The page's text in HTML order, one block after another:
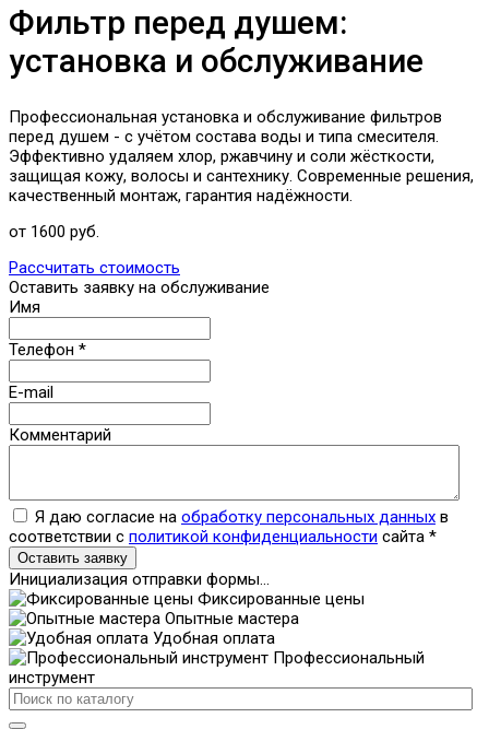
Фильтр перед душем:
установка и обслуживание
Профессиональная установка и обслуживание фильтров
перед душем - с учётом состава воды и типа смесителя.
Эффективно удаляем хлор, ржавчину и соли жёсткости,
защищая кожу, волосы и сантехнику. Современные решения,
качественный монтаж, гарантия надёжности.
от 1600 руб.
Рассчитать стоимость
Оставить заявку на обслуживание
Имя
Телефон *
E-mail
Комментарий
Я даю согласие на обработку персональных данных в
соответствии с политикой конфиденциальности сайта *
Оставить заявку
Инициализация отправки формы...
Фиксированные цены
Опытные мастера
Удобная оплата
Профессиональный
инструмент